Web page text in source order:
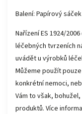
Balení: Papírový
Nařízení ES 1924/
léčebných tvrzeních
uvádět u výrobků
Můžeme použít
konkrétní nemoci,
Vám to však,
produktů. Více